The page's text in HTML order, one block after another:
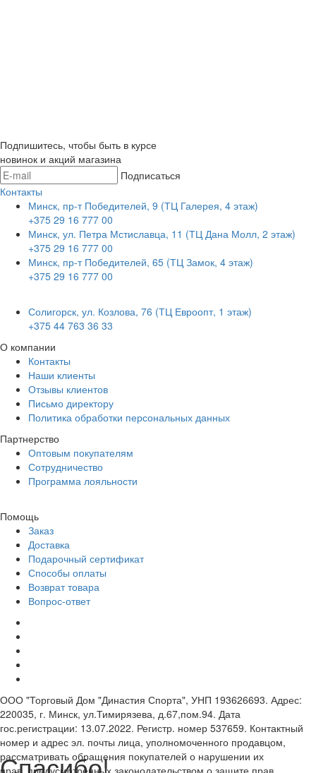
Подпишитесь, чтобы быть в курсе
новинок и акций магазина
Подписаться
Контакты
Минск, пр-т Победителей, 9 (ТЦ Галерея, 4 этаж)
+375 29 16 777 00
Минск, ул. Петра Мстиславца, 11 (ТЦ Дана Молл, 2 этаж)
+375 29 16 777 00
Минск, пр-т Победителей, 65 (ТЦ Замок, 4 этаж)
+375 29 16 777 00
Солигорск, ул. Козлова, 76 (ТЦ Евроопт, 1 этаж)
+375 44 763 36 33
О компании
Контакты
Наши клиенты
Отзывы клиентов
Письмо директору
Политика обработки персональных данных
Партнерство
Оптовым покупателям
Сотрудничество
Программа лояльности
Помощь
Заказ
Доставка
Подарочный сертификат
Способы оплаты
Возврат товара
Вопрос-ответ
ООО "Торговый Дом "Династия Спорта", УНП 193626693. Адрес:
220035, г. Минск, ул.Тимирязева, д.67,пом.94. Дата
гос.регистрации: 13.07.2022. Регистр. номер 537659. Контактный
номер и адрес эл. почты лица, уполномоченного продавцом,
рассматривать обращения покупателей о нарушении их
прав, предусмотренных законодательством о защите прав